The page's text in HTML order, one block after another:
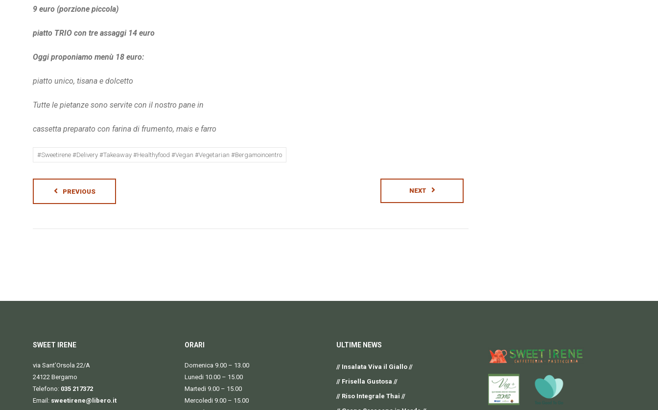
9 euro (porzione piccola)
piatto TRIO con tre assaggi 14 euro
Oggi proponiamo menù 18 euro:
piatto unico, tisana e dolcetto
Tutte le pietanze sono servite con il nostro pane in
cassetta preparato con farina di frumento, mais e farro
#sweetirene #delivery #takeaway #healthyfood #vegan #vegetarian #bergamoincentro
PREVIOUS NEXT
SWEET IRENE
via Sant’Orsola 22/A
24122 Bergamo
Telefono: 035 217372
Email: sweetirene@libero.it
ORARI
Domenica 9.00 – 13.00
Lunedi 10.00 – 15.00
Martedi 9.00 – 15.00
Mercoledi 9.00 – 15.00
ULTIME NEWS
// Insalata Viva il Giallo //
// Frisella Gustosa //
// Riso Integrale Thai //